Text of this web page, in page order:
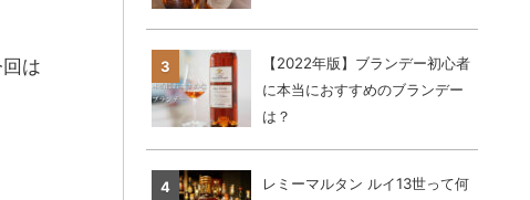
は
【2022年版】ブランデー初心者
に本当におすすめのブランデー
は？
レミーマルタン ルイ13世って何